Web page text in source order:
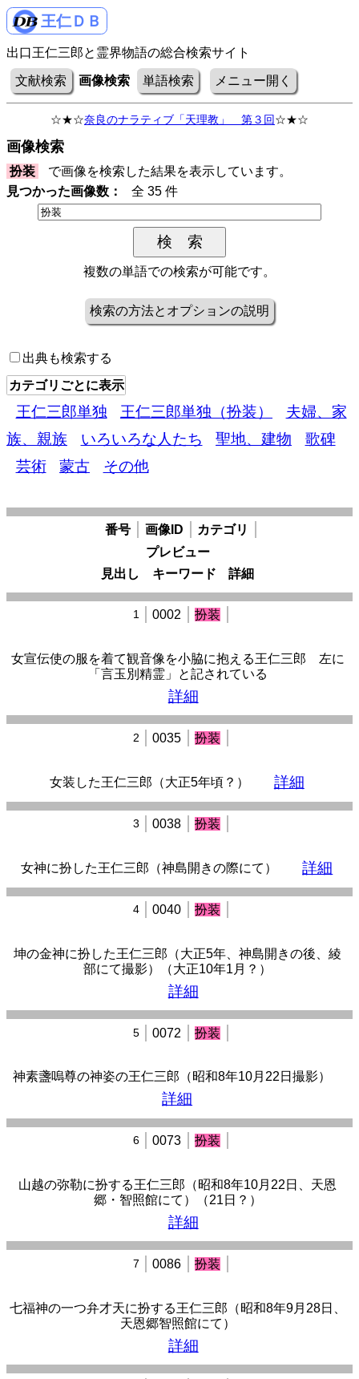
王仁ＤＢ
出口王仁三郎と霊界物語の総合検索サイト
文献検索 画像検索 単語検索 メニュー開く
☆★☆奈良のナラティブ「天理教」 第３回☆★☆
画像検索
扮装
で画像を検索した結果を表示しています。
見つかった画像数：
全 35 件
複数の単語での検索が可能です。
検索の方法とオプションの説明
出典も検索する
カテゴリごとに表示
王仁三郎単独 王仁三郎単独（扮装）
夫婦、家
族、親族
いろいろな人たち 聖地、建物
歌碑
芸術
蒙古 その他
番号 画像ID
カテゴリ
プレビュー
見出し
キーワード 詳細
1 0002 扮装
女宣伝使の服を着て観音像を小脇に抱える王仁三郎 左に
「言玉別精霊」と記されている
詳細
2 0035 扮装
女装した王仁三郎（大正5年頃？） 詳細
3 0038 扮装
女神に扮した王仁三郎（神島開きの際にて） 詳細
4 0040 扮装
坤の金神に扮した王仁三郎（大正5年、神島開きの後、綾
部にて撮影）（大正10年1月？）
詳細
5 0072 扮装
神素盞嗚尊の神姿の王仁三郎（昭和8年10月22日撮影）
詳細
6 0073 扮装
山越の弥勒に扮する王仁三郎（昭和8年10月22日、天恩
郷・智照館にて）（21日？）
詳細
7 0086 扮装
七福神の一つ弁才天に扮する王仁三郎（昭和8年9月28日、
天恩郷智照館にて）
詳細